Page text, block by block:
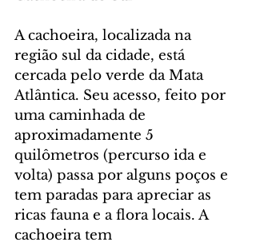
A cachoeira, localizada na
região sul da cidade, está
cercada pelo verde da Mata
Atlântica. Seu acesso, feito por
uma caminhada de
aproximadamente 5
quilômetros (percurso ida e
volta) passa por alguns poços e
tem paradas para apreciar as
ricas fauna e a flora locais. A
cachoeira tem